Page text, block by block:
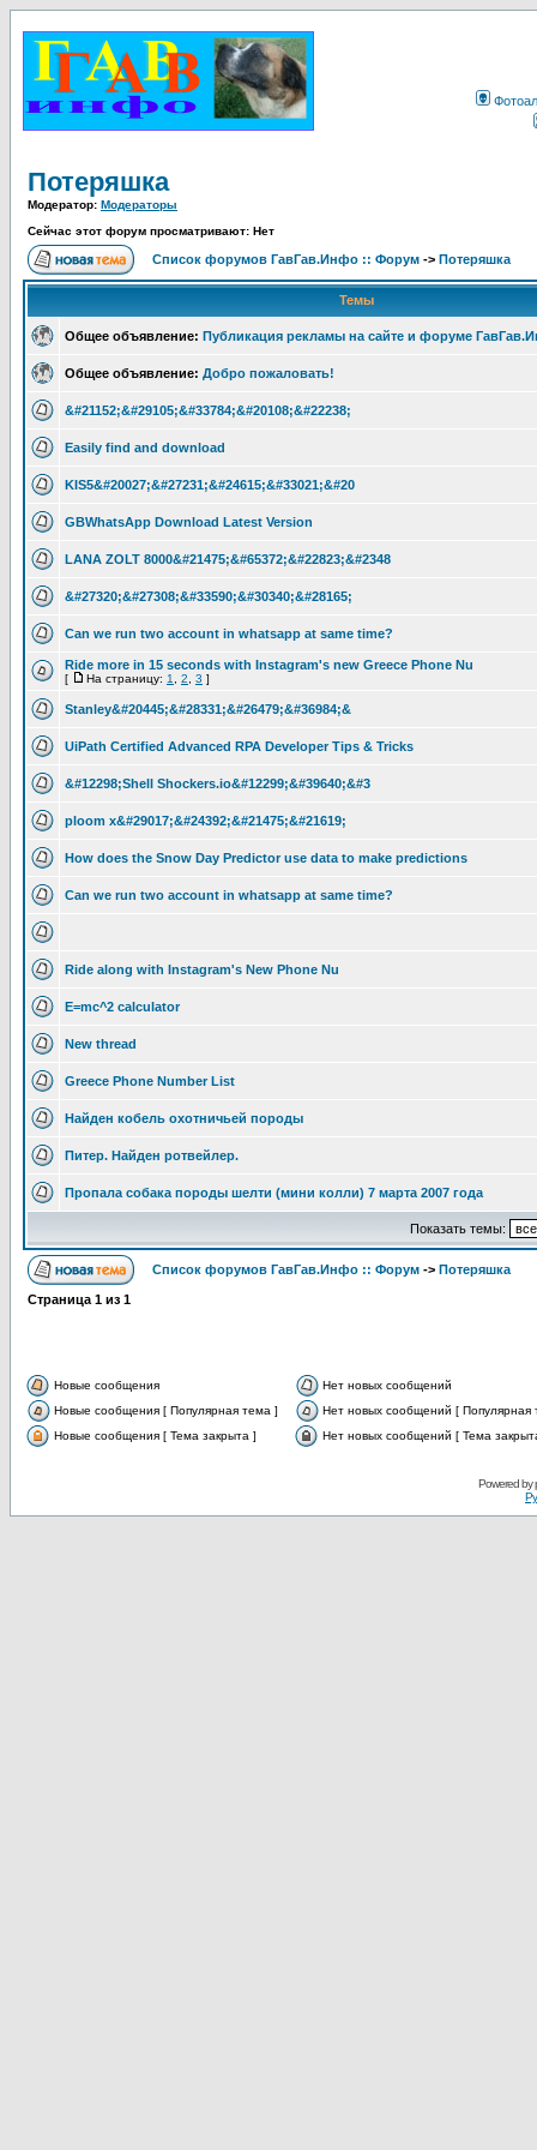
Потеряшка
Модератор: Модераторы
Сейчас этот форум просматривают: Нет
Список форумов ГавГав.Инфо :: Форум -> Потеряшка
Темы
Общее объявление: Публикация рекламы на сайте и форуме
Общее объявление: Добро пожаловать!
&#21152;&#29105;&#33784;&#20108;&#22238;
Easily find and download
KIS5&#20027;&#27231;&#24615;&#33021;&#20
GBWhatsApp Download Latest Version
LANA ZOLT 8000&#21475;&#65372;&#22823;&#2348
&#27320;&#27308;&#33590;&#30340;&#28165;
Can we run two account in whatsapp at same time?
Ride more in 15 seconds with Instagram's new Greece Phone Nu
[ На страницу: 1 2 3 ]
Stanley&#20445;&#28331;&#26479;&#36984;&
UiPath Certified Advanced RPA Developer Tips & Tricks
&#12298;Shell Shockers.io&#12299;&#39640;&#3
ploom x&#29017;&#24392;&#21475;&#21619;
How does the Snow Day Predictor use data to make predictions
Can we run two account in whatsapp at same time?
Ride along with Instagram's New Phone Nu
E=mc^2 calculator
New thread
Greece Phone Number List
Найден кобель охотничьей породы
Питер. Найден ротвейлер.
Пропала собака породы шелти (мини колли) 7 марта 2007 года
Показать темы:
Список форумов ГавГав.Инфо :: Форум -> Потеряшка
Страница 1 из 1
Новые сообщения
Нет новых сообщений
Новые сообщения [ Популярная тема ]
Нет новых сообщений [ Популярная
Новые сообщения [ Тема закрыта ]
Нет новых сообщений [ Тема
Powered by